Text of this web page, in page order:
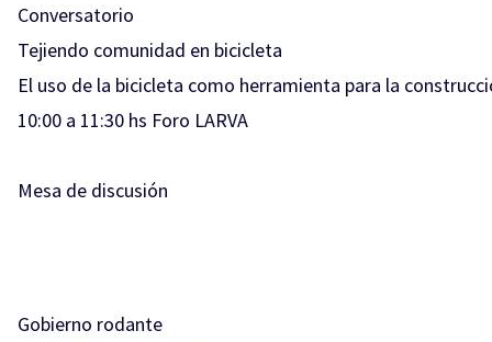
Conversatorio
Tejiendo comunidad en bicicleta
El uso de la bicicleta como herramienta para la
10:00 a 11:30 hs Foro LARVA
Mesa de discusión
Gobierno rodante